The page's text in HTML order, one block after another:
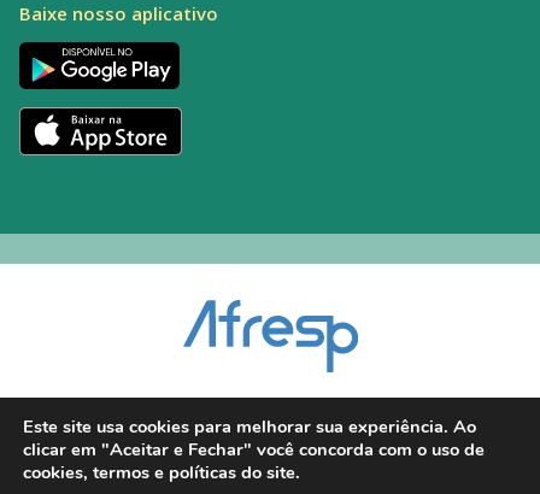
Baixe nosso aplicativo
dpo@afresp.org.br
Diretor Técnico: Antonio Carlos Aparecido. CRM: 54.464
Este site usa cookies para melhorar sua experiência. Ao
clicar em "Aceitar e Fechar" você concorda com o uso de
cookies, termos e políticas do site.